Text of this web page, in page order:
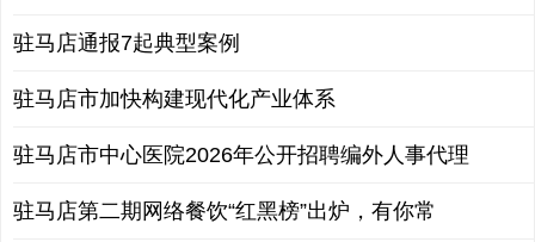
驻马店通报7起典型案例
驻马店市加快构建现代化产业体系
驻马店市中心医院2026年公开招聘编外人事代理
驻马店第二期网络餐饮“红黑榜”出炉，有你常